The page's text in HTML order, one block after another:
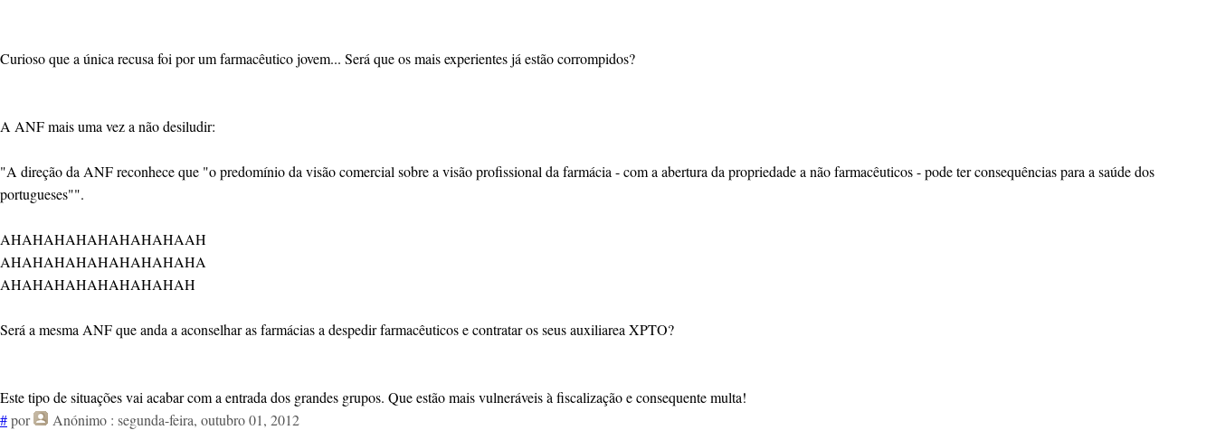
Curioso que a única recusa foi por um farmacêutico jovem... Será que os mais experientes já estão corrompidos?
A ANF mais uma vez a não desiludir:
"A direção da ANF reconhece que "o predomínio da visão comercial sobre a visão profissional da farmácia - com a abertura da propriedade a não farmacêuticos - pode ter consequências para a saúde dos
portugueses"".
AHAHAHAHAHAHAHAHAAH
AHAHAHAHAHAHAHAHAHA
AHAHAHAHAHAHAHAHAH
Será a mesma ANF que anda a aconselhar as farmácias a despedir farmacêuticos e contratar os seus auxiliarea XPTO?
Este tipo de situações vai acabar com a entrada dos grandes grupos. Que estão mais vulneráveis à fiscalização e consequente multa!
#por Anónimo : segunda-feira, outubro 01, 2012